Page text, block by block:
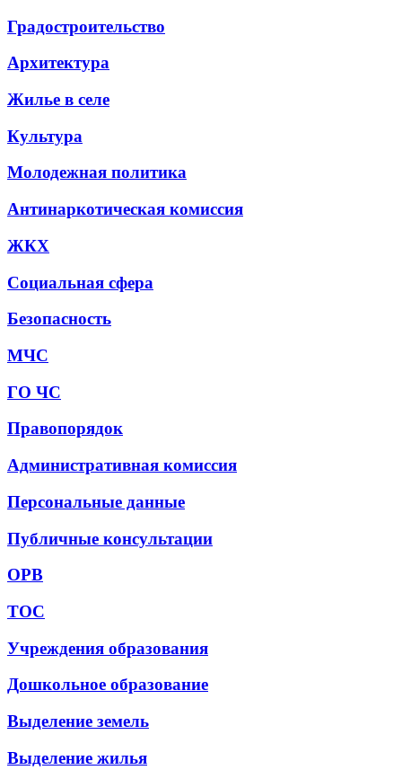
Градостроительство
Архитектура
Жилье в селе
Культура
Молодежная политика
Антинаркотическая комиссия
ЖКХ
Социальная сфера
Безопасность
МЧС
ГО ЧС
Правопорядок
Административная комиссия
Персональные данные
Публичные консультации
ОРВ
ТОС
Учреждения образования
Дошкольное образование
Выделение земель
Выделение жилья